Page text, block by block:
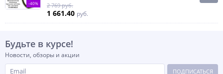
-40% 2 769 руб.
1 661.40 руб.
Будьте в курсе!
Новости, обзоры и акции
ПОДПИСАТЬСЯ